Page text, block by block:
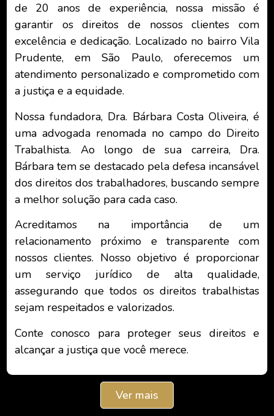
de 20 anos de experiência, nossa missão é
garantir os direitos de nossos clientes com
excelência e dedicação. Localizado no bairro Vila
Prudente, em São Paulo, oferecemos um
atendimento personalizado e comprometido com
a justiça e a equidade.
Nossa fundadora, Dra. Bárbara Costa Oliveira, é
uma advogada renomada no campo do Direito
Trabalhista. Ao longo de sua carreira, Dra.
Bárbara tem se destacado pela defesa incansável
dos direitos dos trabalhadores, buscando sempre
a melhor solução para cada caso.
Acreditamos na importância de um
relacionamento próximo e transparente com
nossos clientes. Nosso objetivo é proporcionar
um serviço jurídico de alta qualidade,
assegurando que todos os direitos trabalhistas
sejam respeitados e valorizados.
Conte conosco para proteger seus direitos e
alcançar a justiça que você merece.
Ver mais